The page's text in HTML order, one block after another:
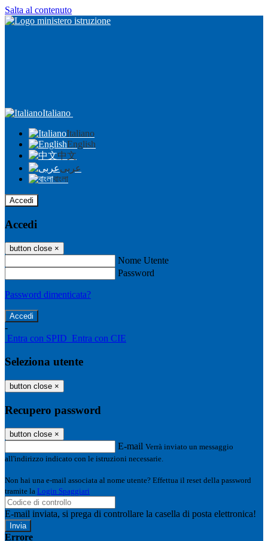
Salta al contenuto
Italiano
Italiano
English
中文
عربى
বাংলা
Accedi
Accedi
button close ×
Nome Utente
Password
Password dimenticata?
-
Entra con SPID Entra con CIE
Seleziona utente
button close ×
Recupero password
button close ×
E-mail Verrà inviato un messaggio
all'indirizzo indicato con le istruzioni necessarie.
Non hai una e-mail associata al nome utente? Effettua il reset della password
tramite la Login Spaggiari
E-mail inviata, si prega di controllare la casella di posta elettronica!
Errore